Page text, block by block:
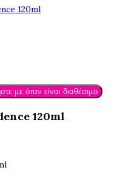
με όταν είναι διαθέσιμο
120ml